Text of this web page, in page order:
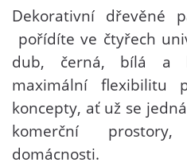
Dekorativní dřevěné
pořídíte ve čtyřech
dub, černá, bílá a
maximální flexibilitu
koncepty, ať už se
komerční
domácnosti.